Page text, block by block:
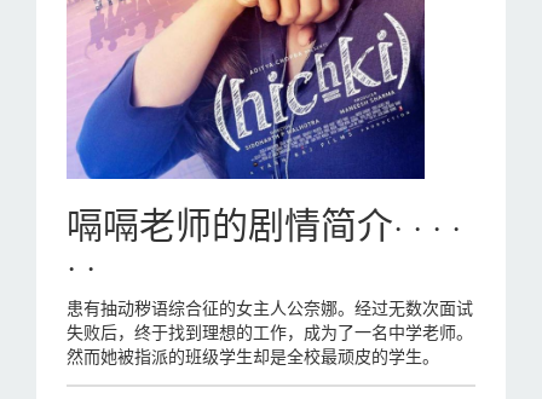
嗝嗝老师的剧情简介· · · ·
· ·
患有抽动秽语综合征的女主人公奈娜。经过无数次面试
失败后，终于找到理想的工作，成为了一名中学老师。
然而她被指派的班级学生却是全校最顽皮的学生。